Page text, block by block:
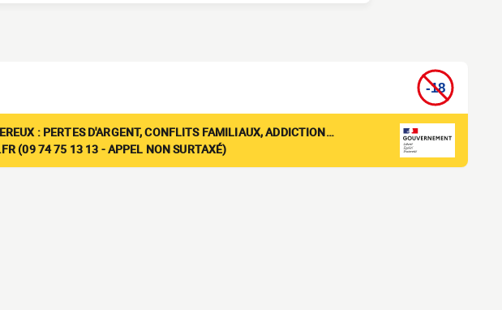
: PERTES D'ARGENT, CONFLITS FAMILIAUX, ADDICTION…
(09 74 75 13 13 - APPEL NON SURTAXÉ)